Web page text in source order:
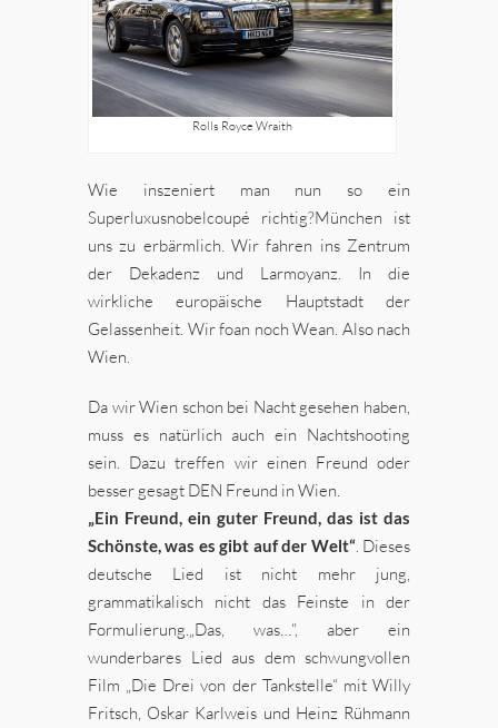
Rolls Royce Wraith
Wie inszeniert man nun so ein
Superluxusnobelcoupé richtig?München ist
uns zu erbärmlich. Wir fahren ins Zentrum
der Dekadenz und Larmoyanz. In die
wirkliche europäische Hauptstadt der
Gelassenheit. Wir foan noch Wean. Also nach
Wien.
Da wir Wien schon bei Nacht gesehen haben,
muss es natürlich auch ein Nachtshooting
sein. Dazu treffen wir einen Freund oder
besser gesagt DEN Freund in Wien.
„Ein Freund, ein guter Freund, das ist das
Schönste, was es gibt auf der Welt“. Dieses
deutsche Lied ist nicht mehr jung,
grammatikalisch nicht das Feinste in der
Formulierung.„Das, was…“, aber ein
wunderbares Lied aus dem schwungvollen
Film „Die Drei von der Tankstelle“ mit Willy
Fritsch, Oskar Karlweis und Heinz Rühmann